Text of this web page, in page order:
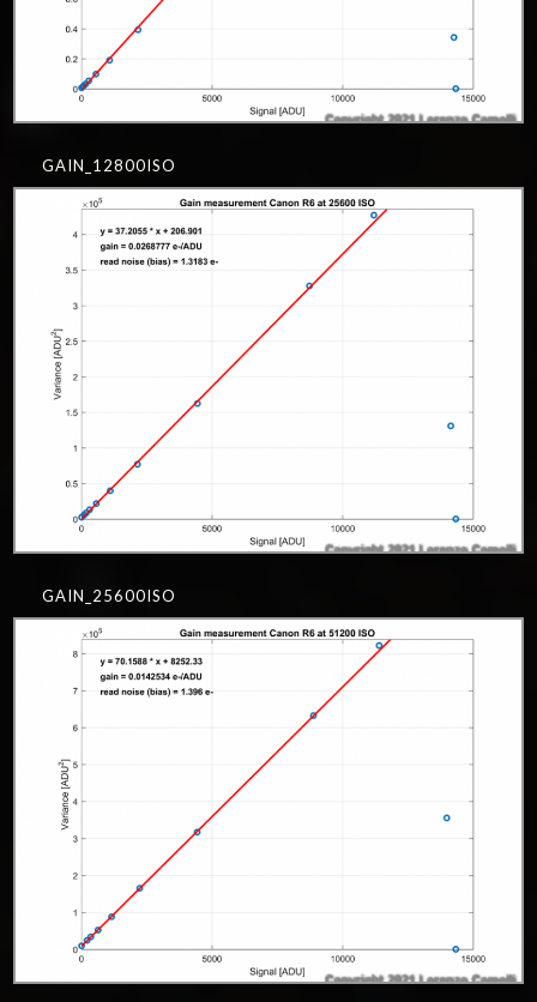
GAIN_12800ISO
GAIN_25600ISO